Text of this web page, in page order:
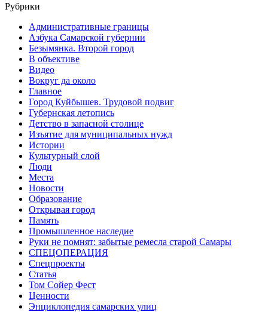
Рубрики
Административные границы
Азбука Самарской губернии
Безымянка. Второй город
В объективе
Видео
Вокруг да около
Главное
Город Куйбышев. Трудовой подвиг
Губернская летопись
Детство в запасной столице
Изъятие для муниципальных нужд
Истории
Культурный слой
Люди
Места
Новости
Образование
Открывая город
Память
Промышленное наследие
Руки не помнят: забытые ремесла старой Самары
СПЕЦОПЕРАЦИЯ
Спецпроекты
Статья
Том Сойер Фест
Ценности
Энциклопедия самарских улиц